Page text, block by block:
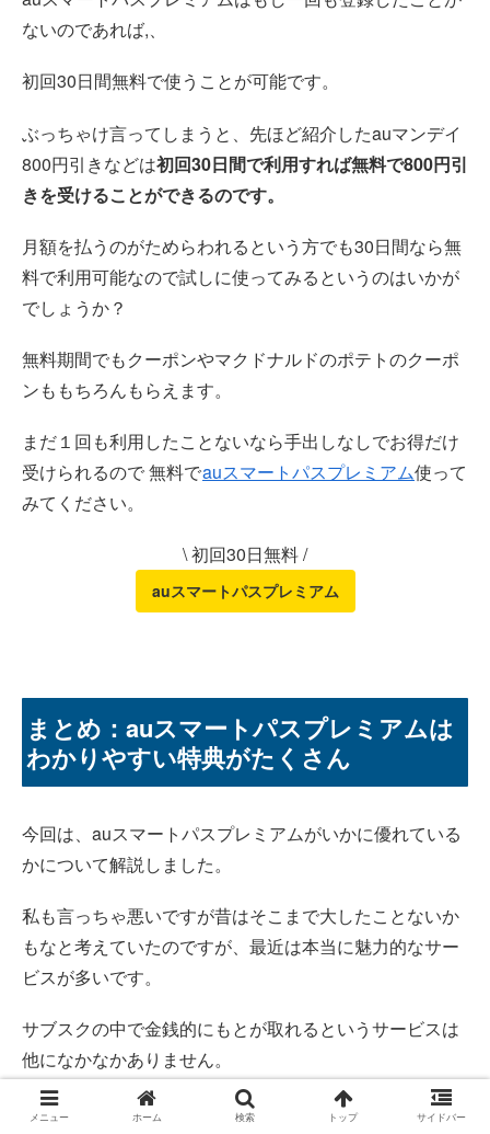
ないのであれば,、
初回30日間無料で使うことが可能です。
ぶっちゃけ言ってしまうと、先ほど紹介したauマンデイ
800円引きなどは初回30日間で利用すれば無料で800円引
きを受けることができるのです。
月額を払うのがためらわれるという方でも30日間なら無
料で利用可能なので試しに使ってみるというのはいかが
でしょうか？
無料期間でもクーポンやマクドナルドのポテトのクーポ
ンももちろんもらえます。
まだ１回も利用したことないなら手出しなしでお得だけ
受けられるので 無料でauスマートパスプレミアム使って
みてください。
\ 初回30日無料 /
auスマートパスプレミアム
まとめ：auスマートパスプレミアムは
わかりやすい特典がたくさん
今回は、auスマートパスプレミアムがいかに優れている
かについて解説しました。
私も言っちゃ悪いですが昔はそこまで大したことないか
もなと考えていたのですが、最近は本当に魅力的なサー
ビスが多いです。
サブスクの中で金銭的にもとが取れるというサービスは
他になかなかありません。
映像サービスなどは正直どれだけ動画を見てももとが取
メニュー ホーム 検索 トップ サイドバー